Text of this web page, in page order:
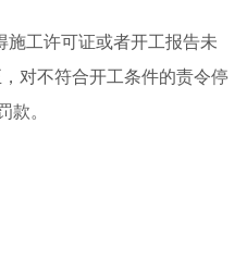
施工许可证或者开工报告未
对不符合开工条件的责令停
款。